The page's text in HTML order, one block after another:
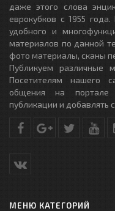
даже этого слова
еврокубков с 1955
удобного и
материалов по данной
фото материалы, сканы
Публикуем различные
Посетителям нашего
общения на
публикации и добавлять
МЕНЮ КАТЕГОРИЙ